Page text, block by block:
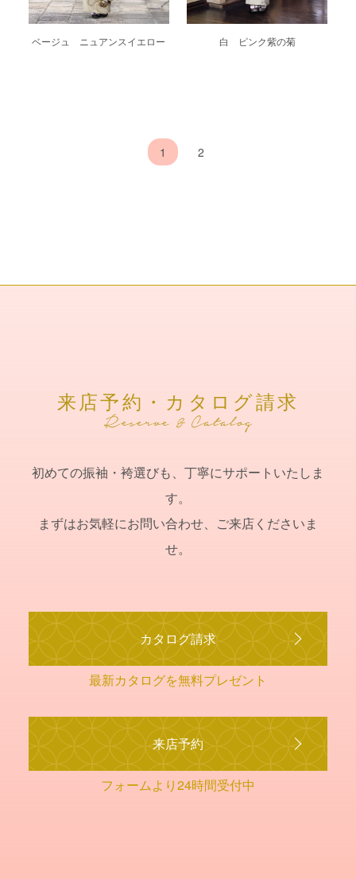
ベージュ ニュアンスイエロー 白 ピンク紫の菊
1 2
来店予約・カタログ請求
初めての振袖・袴選びも、丁寧にサポートいたしま
す。
まずはお気軽にお問い合わせ、ご来店くださいま
せ。
カタログ請求
最新カタログを無料プレゼント
来店予約
フォームより24時間受付中